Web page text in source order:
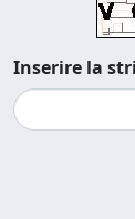
Inserire la